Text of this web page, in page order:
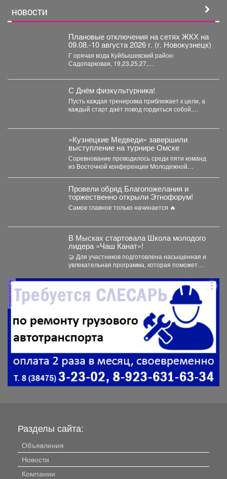
НОВОСТИ
Плановые отключения на сетях ЖКХ на
09.08.-10 августа 2026 г. (г. Новокузнецк)
Г орячая вода Куйбышевский район:
Садопарковая, 19,23,25,27,
32,32,47,49,51,53,55,63,65...
С Днём физкультурника!
Пусть каждая тренировка приближает к цели, а
каждый старт даёт повод гордиться собой.
«Кузнецкие Медведи» завершили
выступление на турнире Омске
Соревнование проводилось среди пяти команд
из Восточной конференции Молодежной
Провели обряд Благопожелания и
торжественно открыли Этнофорум!
Самое главное только начинается 🔥
В Мысках стартовала Школа молодого
лидера «Чаш Канат»!
🤝 Для участников подготовлена насыщенная и
увлекательная программа, которая поможет
работать...
реклама
Разделы сайта:
Объявления
Новости
Компании